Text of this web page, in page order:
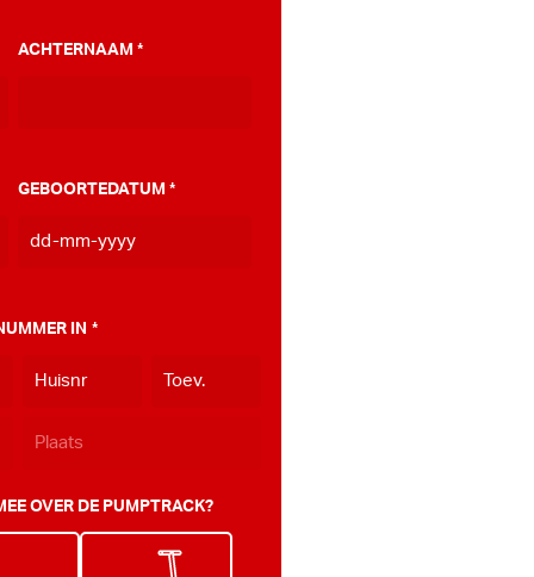
ACHTERNAAM *
GEBOORTEDATUM *
MM
IN *
OVER DE PUMPTRACK?